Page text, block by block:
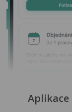
Aplikace